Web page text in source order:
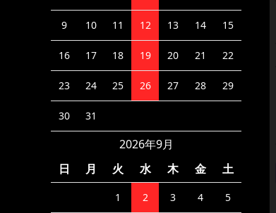
9 10 11 12 13 14 15
16 17 18 19 20 21 22
23 24 25 26 27 28 29
30 31
2026年9月
日
月 火 水 木 金 土
1 2 3 4 5